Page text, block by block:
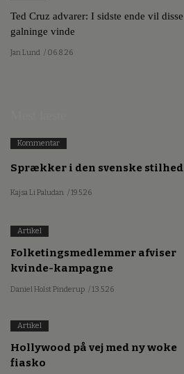
Ted Cruz advarer: I sidste ende vil disse
galninge vinde
Jan Lund / 06.8.26
Kommentar
Sprækker i den svenske stilhed
Kajsa Li Paludan / 19.5.26
Artikel
Folketingsmedlemmer afviser
kvinde-kampagne
Daniel Holst Pinderup / 13.5.26
Artikel
Hollywood på vej med ny woke
fiasko